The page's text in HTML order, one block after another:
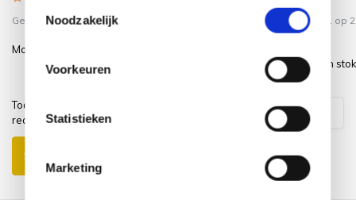
Noodzakelijk
Voorkeuren
Statistieken
Marketing
Gepost door:Edithop 25 Juli 2026
Mooie stevige parasol. Heel blij mee.
Gepost door: B v den Berg. op
Fijne hoes. Dat er ook een
Toon
reacties
4
Schrijf je eigen review